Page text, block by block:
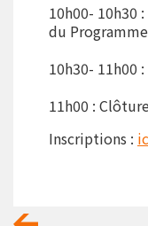
10h00- 10h30
du Programme
10h30- 11h00
11h00 :
Inscriptions :